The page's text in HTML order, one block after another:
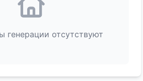
генерации отсутствуют